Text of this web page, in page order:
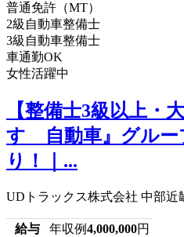
普通免許（MT）
2級自動車整備士
3級自動車整備士
車通勤OK
女性活躍中
【整備士3級以上・
すゞ自動車』グル
り！｜...
UDトラックス株式会社 中部近
給与 年収例4,000,000円